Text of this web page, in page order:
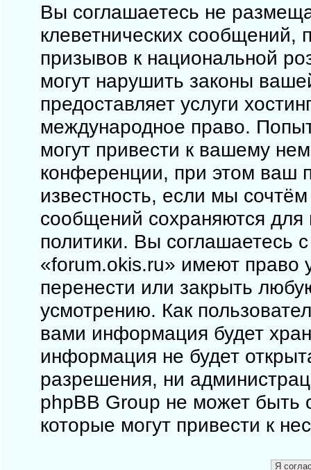
Вы соглашаетесь не
клеветнических сообщений,
призывов к национальной
могут нарушить законы
предоставляет услуги
международное право.
могут привести к вашему
конференции, при этом ваш
известность, если мы
сообщений сохраняются для
политики. Вы соглашаетесь
«forum.okis.ru» имеют право
перенести или закрыть
усмотрению. Как
вами информация будет
информация не будет
разрешения, ни
phpBB Group не может быть
которые могут привести к